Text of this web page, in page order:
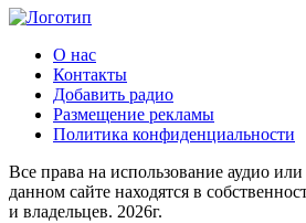
О нас
Контакты
Добавить радио
Размещение рекламы
Политика конфиденциальности
Все права на использование аудио
данном сайте находятся в
и владельцев. 2026г.